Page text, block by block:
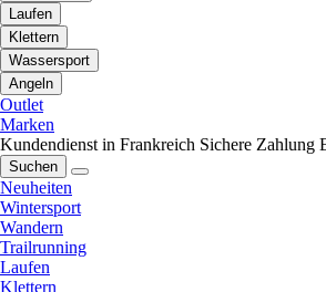
Laufen
Klettern
Wassersport
Angeln
Outlet
Marken
Kundendienst in Frankreich Sichere Zahlung
Suchen
Neuheiten
Wintersport
Wandern
Trailrunning
Laufen
Klettern